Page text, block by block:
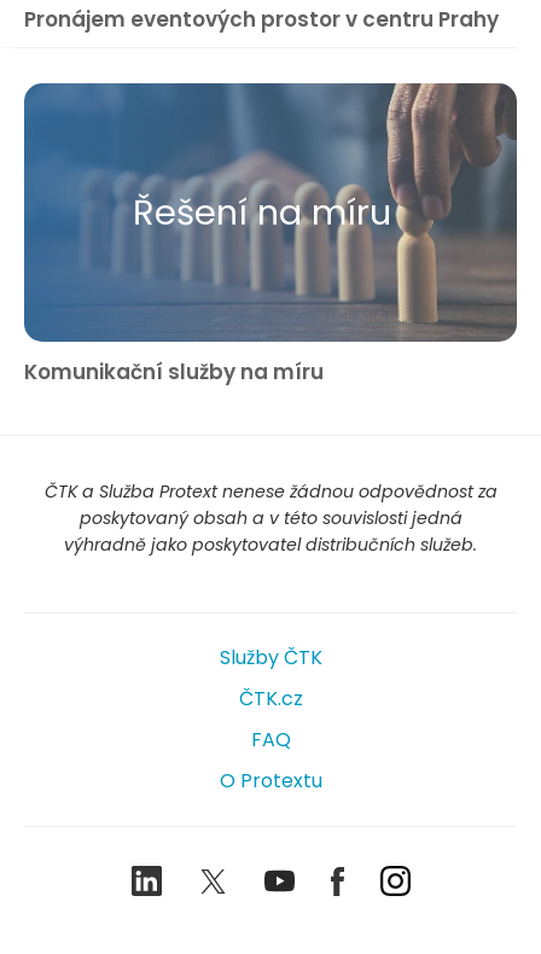
Pronájem eventových prostor v centru Prahy
Řešení na míru
Komunikační služby na míru
ČTK a Služba Protext nenese žádnou odpovědnost za
poskytovaný obsah a v této souvislosti jedná
výhradně jako poskytovatel distribučních služeb.
Služby ČTK
ČTK.cz
FAQ
O Protextu
LinkedIn TwitterYoutubeFacebookInstagram